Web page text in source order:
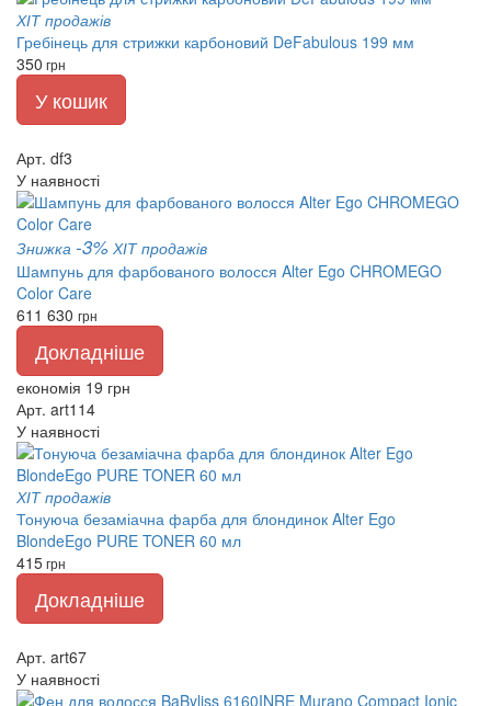
ХІТ продажів
Гребінець для стрижки карбоновий DeFabulous 199 мм
350 грн
У кошик
Арт. df3
У наявності
Знижка -3% ХІТ продажів
Шампунь для фарбованого волосся Alter Ego CHROMEGO
Color Care
611 630 грн
Докладніше
економія 19 грн
Арт. art114
У наявності
ХІТ продажів
Тонуюча безаміачна фарба для блондинок Alter Ego
BlondeEgo PURE TONER 60 мл
415грн
Докладніше
Арт. art67
У наявності